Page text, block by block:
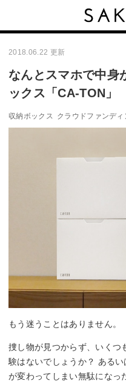
2018.06.22 更新
なんとスマホで中身
ックス「CA-TON」
収納ボックス クラウドファンディ
もう迷うことはありません。
捜し物が見つからず、いくつ
験はないでしょうか？ ある
が変わってしまい無駄になっ